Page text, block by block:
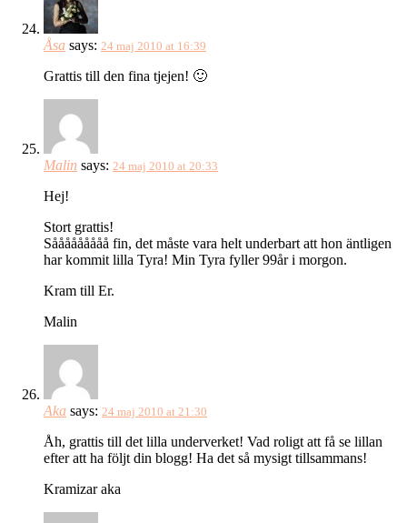
Åsa says: 24 maj 2010 at 16:39
Grattis till den fina tjejen! 🙂
Malin says: 24 maj 2010 at 20:33
Hej!
Stort grattis!
Sååååååååå fin, det måste vara helt underbart att hon äntligen
har kommit lilla Tyra! Min Tyra fyller 99år i morgon.
Kram till Er.
Malin
Aka says: 24 maj 2010 at 21:30
Åh, grattis till det lilla underverket! Vad roligt att få se lillan
efter att ha följt din blogg! Ha det så mysigt tillsammans!
Kramizar aka